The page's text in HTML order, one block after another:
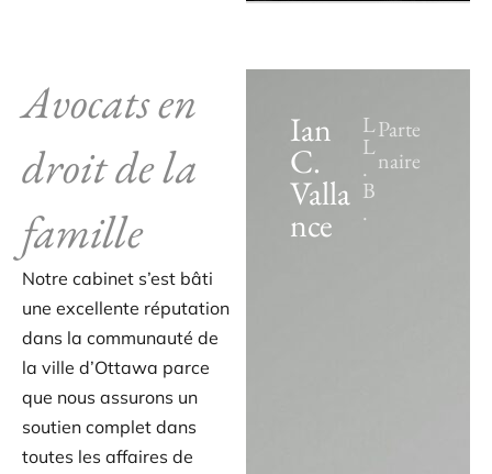
Avocats en
droit de la
famille
Notre cabinet s’est bâti
une excellente réputation
dans la communauté de
la ville d’Ottawa parce
que nous assurons un
soutien complet dans
toutes les affaires de
Ian
C.
Valla
nce
L
L
.
B
.
Parte
naire